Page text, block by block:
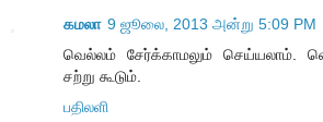
கமலா 9 ஜூலை, 2013 அன்று 5:09 PM
வெல்லம் சேர்க்காமலும் செய்யலாம்.
சற்று கூடும்.
பதிலளி